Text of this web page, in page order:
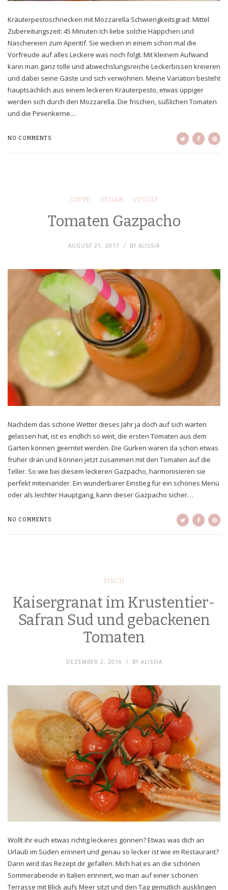
Kräuterpestoschnecken mit Mozzarella Schwierigkeitsgrad: Mittel
Zubereitungszeit: 45 Minuten Ich liebe solche Häppchen und
Naschereien zum Aperitif. Sie wecken in einem schon mal die
Vorfreude auf alles Leckere was noch folgt. Mit kleinem Aufwand
kann man ganz tolle und abwechslungsreiche Leckerbissen kreieren
und dabei seine Gäste und sich verwöhnen. Meine Variation besteht
hauptsächlich aus einem leckeren Kräuterpesto, etwas üppiger
werden sich durch den Mozzarella. Die frischen, süßlichen Tomaten
und die Pinienkerne…
NO COMMENTS
SUPPE VEGAN VEGGIE
Tomaten Gazpacho
AUGUST 21, 2017 BY ALISSIA
Nachdem das schöne Wetter dieses Jahr ja doch auf sich warten
gelassen hat, ist es endlich so weit, die ersten Tomaten aus dem
Garten können geerntet werden. Die Gurken waren da schon etwas
früher dran und können jetzt zusammen mit den Tomaten auf die
Teller. So wie bei diesem leckeren Gazpacho, harmonisieren sie
perfekt miteinander. Ein wunderbarer Einstieg für ein schönes Menü
oder als leichter Hauptgang, kann dieser Gazpacho sicher…
NO COMMENTS
FISCH
Kaisergranat im Krustentier-
Safran Sud und gebackenen
Tomaten
DEZEMBER 2, 2016 BY ALISSIA
Wollt ihr euch etwas richtig leckeres gönnen? Etwas was dich an
Urlaub im Süden erinnert und genau so lecker ist wie im Restaurant?
Dann wird das Rezept dir gefallen. Mich hat es an die schönen
Sommerabende in Italien erinnert, wo man auf einer schönen
Terrasse mit Blick aufs Meer sitzt und den Tag gemütlich ausklingen